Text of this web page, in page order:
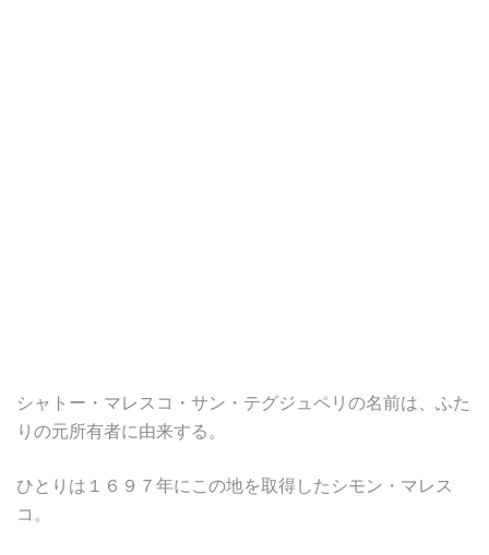
シャトー・マレスコ・サン・テグジュペリの名前は、ふた
りの元所有者に由来する。
ひとりは１６９７年にこの地を取得したシモン・マレス
コ。